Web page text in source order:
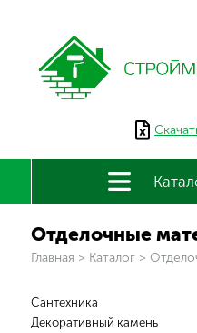
Отделочные
Вы здесь
Главная > Каталог >
Сантехника
Декоративный камень